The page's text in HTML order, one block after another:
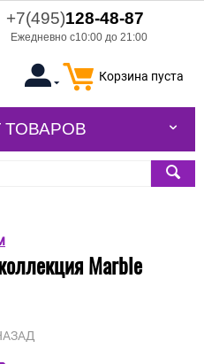
+7(495)128-48-87
Ежедневно с10:00 до 21:00
Корзина пуста
ТОВАРОВ
Marble